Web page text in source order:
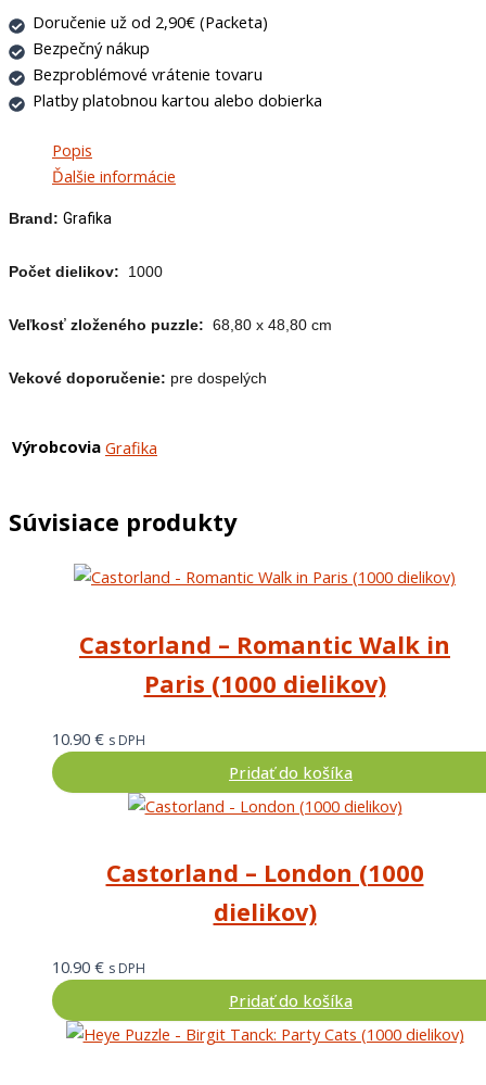
Doručenie už od 2,90€ (Packeta)
Bezpečný nákup
Bezproblémové vrátenie tovaru
Platby platobnou kartou alebo dobierka
Popis
Ďalšie informácie
Brand: Grafika
Počet dielikov: 1000
Veľkosť zloženého puzzle: 68,80 x 48,80 cm
Vekové doporučenie: pre dospelých
Výrobcovia Grafika
Súvisiace produkty
Castorland – Romantic Walk in
Paris (1000 dielikov)
10.90 € s DPH
Pridať do košíka
Castorland – London (1000
dielikov)
10.90 € s DPH
Pridať do košíka